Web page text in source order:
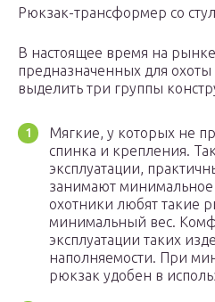
Рюкзак-трансформер со
В настоящее время на
предназначенных для
выделить три группы
Мягкие, у которых не
спинка и крепления.
эксплуатации,
занимают минимальное
охотники любят такие
минимальный вес.
эксплуатации таких
наполняемости. При
рюкзак удобен в